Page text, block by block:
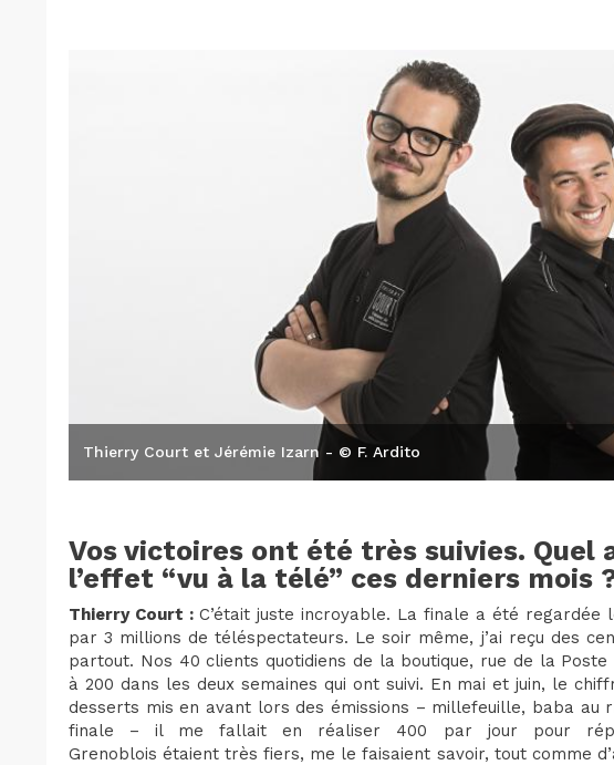
Thierry Court et Jérémie Izarn - © F. Ardito
Vos victoires ont été très suivies. Quel
l’effet “vu à la télé” ces derniers mois
Thierry Court : C’était juste incroyable. La finale a été regardée
par 3 millions de téléspectateurs. Le soir même, j’ai reçu des
partout. Nos 40 clients quotidiens de la boutique, rue de la Poste
à 200 dans les deux semaines qui ont suivi. En mai et juin, le
desserts mis en avant lors des émissions – millefeuille, baba au
finale – il me fallait en réaliser 400 par jour pour
Grenoblois étaient très fiers, me le faisaient savoir, tout comme